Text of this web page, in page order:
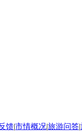
馈|市情概况|旅游问答|